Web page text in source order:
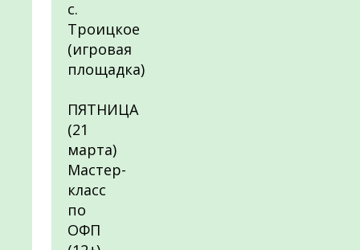
с.
Троицкое
(игровая
площадка)
ПЯТНИЦА
(21
марта)
Мастер-
класс
по
ОФП